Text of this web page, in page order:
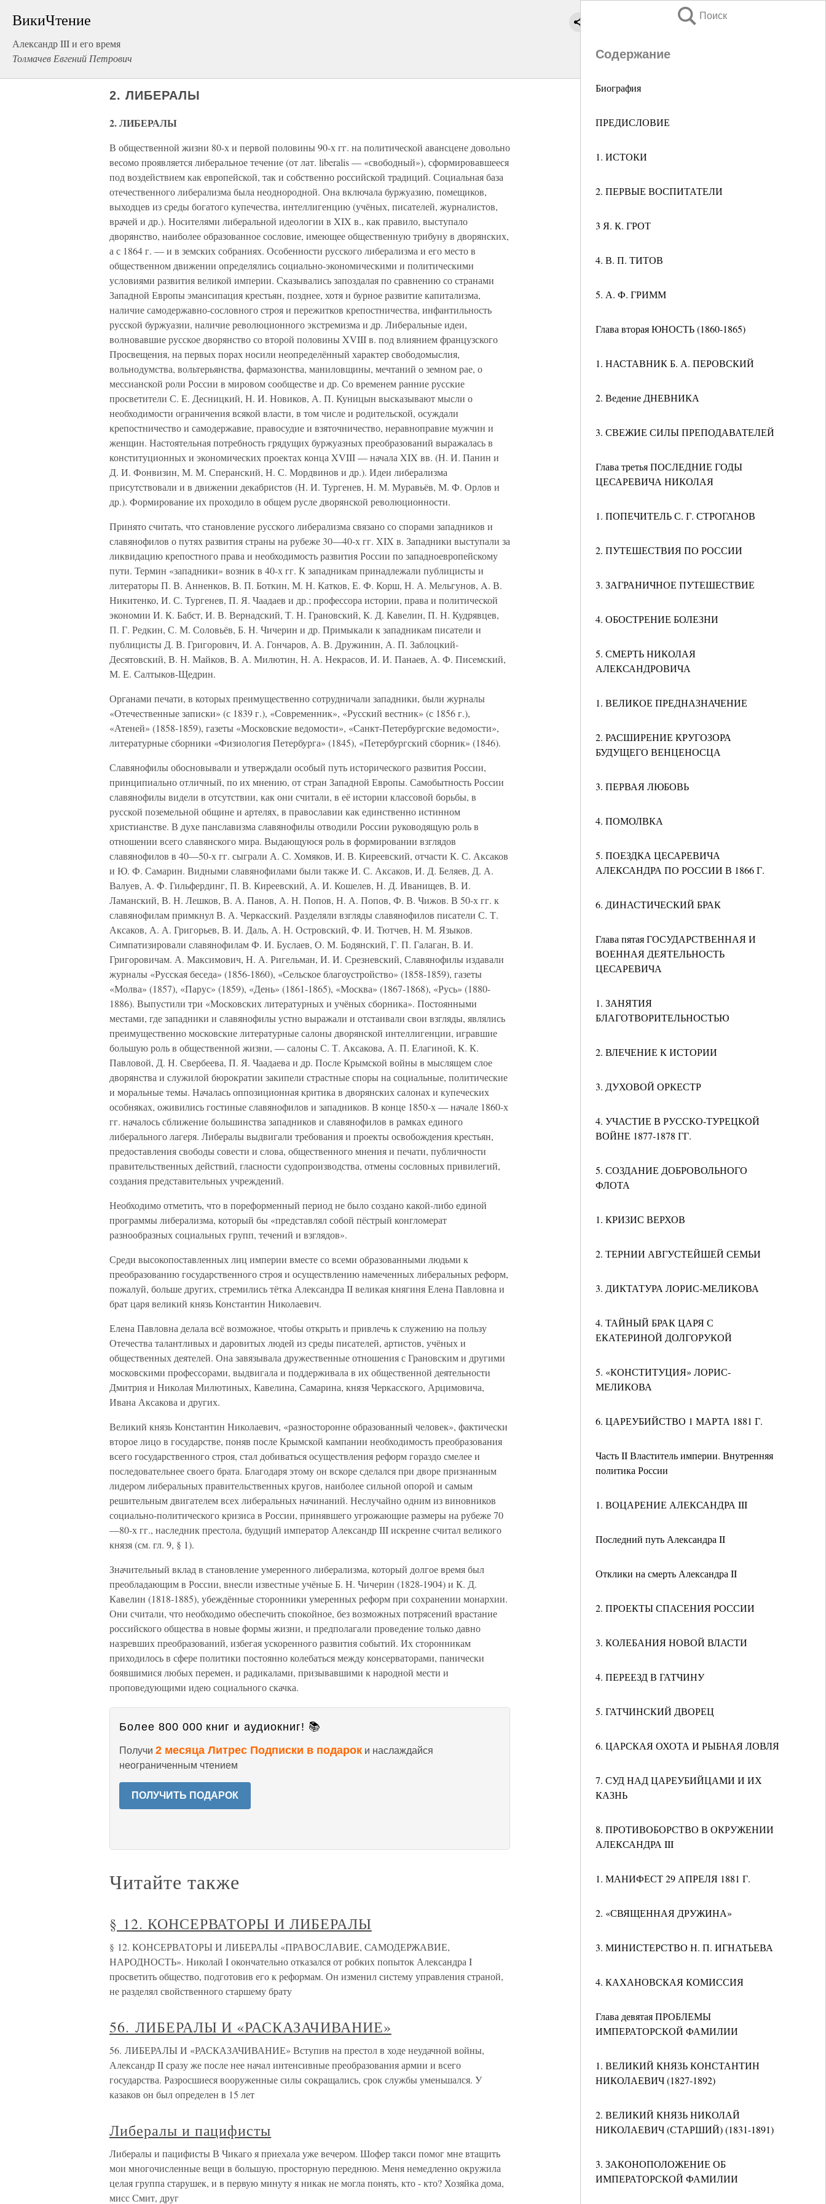
ВикиЧтение
Александр III и его время
Толмачев Евгений Петрович
Поиск
Содержание
Биография
ПРЕДИСЛОВИЕ
1. ИСТОКИ
2. ПЕРВЫЕ ВОСПИТАТЕЛИ
3 Я. К. ГРОТ
4. В. П. ТИТОВ
5. А. Ф. ГРИММ
Глава вторая ЮНОСТЬ (1860-1865)
1. НАСТАВНИК Б. А. ПЕРОВСКИЙ
2. Ведение ДНЕВНИКА
3. СВЕЖИЕ СИЛЫ ПРЕПОДАВАТЕЛЕЙ
Глава третья ПОСЛЕДНИЕ ГОДЫ
ЦЕСАРЕВИЧА НИКОЛАЯ
1. ПОПЕЧИТЕЛЬ С. Г. СТРОГАНОВ
2. ПУТЕШЕСТВИЯ ПО РОССИИ
3. ЗАГРАНИЧНОЕ ПУТЕШЕСТВИЕ
4. ОБОСТРЕНИЕ БОЛЕЗНИ
5. СМЕРТЬ НИКОЛАЯ
АЛЕКСАНДРОВИЧА
1. ВЕЛИКОЕ ПРЕДНАЗНАЧЕНИЕ
2. РАСШИРЕНИЕ КРУГОЗОРА
БУДУЩЕГО ВЕНЦЕНОСЦА
3. ПЕРВАЯ ЛЮБОВЬ
4. ПОМОЛВКА
5. ПОЕЗДКА ЦЕСАРЕВИЧА
АЛЕКСАНДРА ПО РОССИИ В 1866 Г.
6. ДИНАСТИЧЕСКИЙ БРАК
Глава пятая ГОСУДАРСТВЕННАЯ И
ВОЕННАЯ ДЕЯТЕЛЬНОСТЬ
ЦЕСАРЕВИЧА
1. ЗАНЯТИЯ
БЛАГОТВОРИТЕЛЬНОСТЬЮ
2. ВЛЕЧЕНИЕ К ИСТОРИИ
3. ДУХОВОЙ ОРКЕСТР
4. УЧАСТИЕ В РУССКО-ТУРЕЦКОЙ
ВОЙНЕ 1877-1878 ГГ.
5. СОЗДАНИЕ ДОБРОВОЛЬНОГО
ФЛОТА
1. КРИЗИС ВЕРХОВ
2. ТЕРНИИ АВГУСТЕЙШЕЙ СЕМЬИ
3. ДИКТАТУРА ЛОРИС-МЕЛИКОВА
4. ТАЙНЫЙ БРАК ЦАРЯ С
ЕКАТЕРИНОЙ ДОЛГОРУКОЙ
5. «КОНСТИТУЦИЯ» ЛОРИС-
МЕЛИКОВА
6. ЦАРЕУБИЙСТВО 1 МАРТА 1881 Г.
Часть II Властитель империи. Внутренняя
политика России
1. ВОЦАРЕНИЕ АЛЕКСАНДРА III
Последний путь Александра II
Отклики на смерть Александра II
2. ПРОЕКТЫ СПАСЕНИЯ РОССИИ
3. КОЛЕБАНИЯ НОВОЙ ВЛАСТИ
4. ПЕРЕЕЗД В ГАТЧИНУ
5. ГАТЧИНСКИЙ ДВОРЕЦ
6. ЦАРСКАЯ ОХОТА И РЫБНАЯ ЛОВЛЯ
7. СУД НАД ЦАРЕУБИЙЦАМИ И ИХ
КАЗНЬ
8. ПРОТИВОБОРСТВО В ОКРУЖЕНИИ
АЛЕКСАНДРА III
1. МАНИФЕСТ 29 АПРЕЛЯ 1881 Г.
2. «СВЯЩЕННАЯ ДРУЖИНА»
3. МИНИСТЕРСТВО Н. П. ИГНАТЬЕВА
4. КАХАНОВСКАЯ КОМИССИЯ
Глава девятая ПРОБЛЕМЫ
ИМПЕРАТОРСКОЙ ФАМИЛИИ
1. ВЕЛИКИЙ КНЯЗЬ КОНСТАНТИН
НИКОЛАЕВИЧ (1827-1892)
2. ВЕЛИКИЙ КНЯЗЬ НИКОЛАЙ
НИКОЛАЕВИЧ (СТАРШИЙ) (1831-1891)
3. ЗАКОНОПОЛОЖЕНИЕ ОБ
ИМПЕРАТОРСКОЙ ФАМИЛИИ
2. ЛИБЕРАЛЫ
2. ЛИБЕРАЛЫ
В общественной жизни 80-х и первой половины 90-х гг. на политической авансцене довольно
весомо проявляется либеральное течение (от лат. liberalis — «свободный»), сформировавшееся
под воздействием как европейской, так и собственно российской традиций. Социальная база
отечественного либерализма была неоднородной. Она включала буржуазию, помещиков,
выходцев из среды богатого купечества, интеллигенцию (учёных, писателей, журналистов,
врачей и др.). Носителями либеральной идеологии в XIX в., как правило, выступало
дворянство, наиболее образованное сословие, имеющее общественную трибуну в дворянских,
а с 1864 г. — и в земских собраниях. Особенности русского либерализма и его место в
общественном движении определялись социально-экономическими и политическими
условиями развития великой империи. Сказывались запоздалая по сравнению со странами
Западной Европы эмансипация крестьян, позднее, хотя и бурное развитие капитализма,
наличие самодержавно-сословного строя и пережитков крепостничества, инфантильность
русской буржуазии, наличие революционного экстремизма и др. Либеральные идеи,
волновавшие русское дворянство со второй половины XVIII в. под влиянием французского
Просвещения, на первых порах носили неопределённый характер свободомыслия,
вольнодумства, вольтерьянства, фармазонства, маниловщины, мечтаний о земном рае, о
мессианской роли России в мировом сообществе и др. Со временем ранние русские
просветители С. Е. Десницкий, Н. И. Новиков, А. П. Куницын высказывают мысли о
необходимости ограничения всякой власти, в том числе и родительской, осуждали
крепостничество и самодержавие, правосудие и взяточничество, неравноправие мужчин и
женщин. Настоятельная потребность грядущих буржуазных преобразований выражалась в
конституционных и экономических проектах конца XVIII — начала XIX вв. (Н. И. Панин и
Д. И. Фонвизин, М. М. Сперанский, Н. С. Мордвинов и др.). Идеи либерализма
присутствовали и в движении декабристов (Н. И. Тургенев, Н. М. Муравьёв, М. Ф. Орлов и
др.). Формирование их проходило в общем русле дворянской революционности.
Принято считать, что становление русского либерализма связано со спорами западников и
славянофилов о путях развития страны на рубеже 30—40-х гг. XIX в. Западники выступали за
ликвидацию крепостного права и необходимость развития России по западноевропейскому
пути. Термин «западники» возник в 40-х гг. К западникам принадлежали публицисты и
литераторы П. В. Анненков, В. П. Боткин, М. Н. Катков, Е. Ф. Корш, Н. А. Мельгунов, A. В.
Никитенко, И. С. Тургенев, П. Я. Чаадаев и др.; профессора истории, права и политической
экономии И. К. Бабст, И. В. Вернадский, Т. Н. Грановский, К. Д. Кавелин, П. Н. Кудрявцев,
П. Г. Редкин, С. М. Соловьёв, Б. Н. Чичерин и др. Примыкали к западникам писатели и
публицисты Д. В. Григорович, И. А. Гончаров, А. В. Дружинин, А. П. Заблоцкий-
Десятовский, В. Н. Майков, B. А. Милютин, Н. А. Некрасов, И. И. Панаев, А. Ф. Писемский,
М. Е. Салтыков-Щедрин.
Органами печати, в которых преимущественно сотрудничали западники, были журналы
«Отечественные записки» (с 1839 г.), «Современник», «Русский вестник» (с 1856 г.),
«Атеней» (1858-1859), газеты «Московские ведомости», «Санкт-Петербургские ведомости»,
литературные сборники «Физиология Петербурга» (1845), «Петербургский сборник» (1846).
Славянофилы обосновывали и утверждали особый путь исторического развития России,
принципиально отличный, по их мнению, от стран Западной Европы. Самобытность России
славянофилы видели в отсутствии, как они считали, в её истории классовой борьбы, в
русской поземельной общине и артелях, в православии как единственно истинном
христианстве. В духе панславизма славянофилы отводили России руководящую роль в
отношении всего славянского мира. Выдающуюся роль в формировании взглядов
славянофилов в 40—50-х гг. сыграли А. С. Хомяков, И. В. Киреевский, отчасти К. С. Аксаков
и Ю. Ф. Самарин. Видными славянофилами были также И. С. Аксаков, И. Д. Беляев, Д. А.
Валуев, А. Ф. Гильфердинг, П. В. Киреевский, А. И. Кошелев, Н. Д. Иванищев, В. И.
Ламанский, В. Н. Лешков, В. А. Панов, А. Н. Попов, Н. А. Попов, Ф. В. Чижов. В 50-х гг. к
славянофилам примкнул В. А. Черкасский. Разделяли взгляды славянофилов писатели С. Т.
Аксаков, А. А. Григорьев, В. И. Даль, А. Н. Островский, Ф. И. Тютчев, Н. М. Языков.
Симпатизировали славянофилам Ф. И. Буслаев, О. М. Бодянский, Г. П. Галаган, В. И.
Григоровичам. А. Максимович, Н. А. Ригельман, И. И. Срезневский, Славянофилы издавали
журналы «Русская беседа» (1856-1860), «Сельское благоустройство» (1858-1859), газеты
«Молва» (1857), «Парус» (1859), «День» (1861-1865), «Москва» (1867-1868), «Русь» (1880-
1886). Выпустили три «Московских литературных и учёных сборника». Постоянными
местами, где западники и славянофилы устно выражали и отстаивали свои взгляды, являлись
преимущественно московские литературные салоны дворянской интеллигенции, игравшие
большую роль в общественной жизни, — салоны С. Т. Аксакова, А. П. Елагиной, К. К.
Павловой, Д. Н. Свербеева, П. Я. Чаадаева и др. После Крымской войны в мыслящем слое
дворянства и служилой бюрократии закипели страстные споры на социальные, политические
и моральные темы. Началась оппозиционная критика в дворянских салонах и купеческих
особняках, оживились гостиные славянофилов и западников. В конце 1850-х — начале 1860-х
гг. началось сближение большинства западников и славянофилов в рамках единого
либерального лагеря. Либералы выдвигали требования и проекты освобождения крестьян,
предоставления свободы совести и слова, общественного мнения и печати, публичности
правительственных действий, гласности судопроизводства, отмены сословных привилегий,
создания представительных учреждений.
Необходимо отметить, что в пореформенный период не было создано какой-либо единой
программы либерализма, который бы «представлял собой пёстрый конгломерат
разнообразных социальных групп, течений и взглядов».
Среди высокопоставленных лиц империи вместе со всеми образованными людьми к
преобразованию государственного строя и осуществлению намеченных либеральных реформ,
пожалуй, больше других, стремились тётка Александра II великая княгиня Елена Павловна и
брат царя великий князь Константин Николаевич.
Елена Павловна делала всё возможное, чтобы открыть и привлечь к служению на пользу
Отечества талантливых и даровитых людей из среды писателей, артистов, учёных и
общественных деятелей. Она завязывала дружественные отношения с Грановским и другими
московскими профессорами, выдвигала и поддерживала в их общественной деятельности
Дмитрия и Николая Милютиных, Кавелина, Самарина, князя Черкасского, Арцимовича,
Ивана Аксакова и других.
Великий князь Константин Николаевич, «разносторонне образованный человек», фактически
второе лицо в государстве, поняв после Крымской кампании необходимость преобразования
всего государственного строя, стал добиваться осуществления реформ гораздо смелее и
последовательнее своего брата. Благодаря этому он вскоре сделался при дворе признанным
лидером либеральных правительственных кругов, наиболее сильной опорой и самым
решительным двигателем всех либеральных начинаний. Неслучайно одним из виновников
социально-политического кризиса в России, принявшего угрожающие размеры на рубеже 70
—80-х гг., наследник престола, будущий император Александр III искренне считал великого
князя (см. гл. 9, § 1).
Значительный вклад в становление умеренного либерализма, который долгое время был
преобладающим в России, внесли известные учёные Б. Н. Чичерин (1828-1904) и К. Д.
Кавелин (1818-1885), убеждённые сторонники умеренных реформ при сохранении монархии.
Они считали, что необходимо обеспечить спокойное, без возможных потрясений врастание
российского общества в новые формы жизни, и предполагали проведение только давно
назревших преобразований, избегая ускоренного развития событий. Их сторонникам
приходилось в сфере политики постоянно колебаться между консерваторами, панически
боявшимися любых перемен, и радикалами, призывавшими к народной мести и
проповедующими идею социального скачка.
Более 800 000 книг и аудиокниг! 📚
Получи 2 месяца Литрес Подписки в подарок и наслаждайся
неограниченным чтением
ПОЛУЧИТЬ ПОДАРОК
Читайте также
§ 12. КОНСЕРВАТОРЫ И ЛИБЕРАЛЫ
§ 12. КОНСЕРВАТОРЫ И ЛИБЕРАЛЫ «ПРАВОСЛАВИЕ, САМОДЕРЖАВИЕ,
НАРОДНОСТЬ». Николай I окончательно отказался от робких попыток Александра I
просветить общество, подготовив его к реформам. Он изменил систему управления страной,
не разделял свойственного старшему брату
56. ЛИБЕРАЛЫ И «РАСКАЗАЧИВАНИЕ»
56. ЛИБЕРАЛЫ И «РАСКАЗАЧИВАНИЕ» Вступив на престол в ходе неудачной войны,
Александр II сразу же после нее начал интенсивные преобразования армии и всего
государства. Разросшиеся вооруженные силы сокращались, срок службы уменьшался. У
казаков он был определен в 15 лет
Либералы и пацифисты
Либералы и пацифисты В Чикаго я приехала уже вечером. Шофер такси помог мне втащить
мои многочисленные вещи в большую, просторную переднюю. Меня немедленно окружила
целая группа старушек, и в первую минуту я никак не могла понять, кто - кто? Хозяйка дома,
мисс Смит, друг